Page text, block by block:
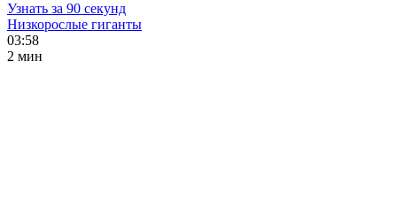
Узнать за 90 секунд
Низкорослые гиганты
03:58
2 мин